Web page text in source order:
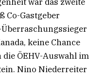
war das zweite
Co-Gastgeber
keine Chance
ÖEHV-Auswahl im
Nino Niederreiter